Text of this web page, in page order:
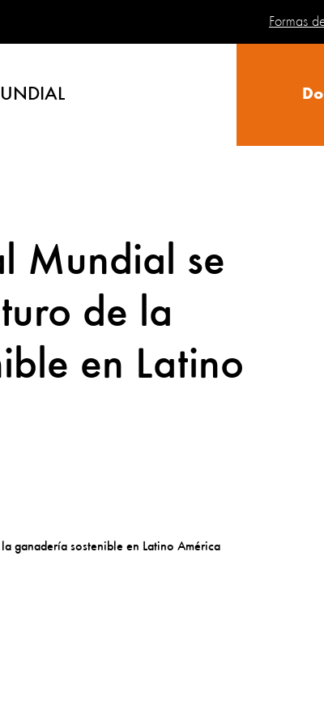
Formas
Mundial se
de la
en Latino